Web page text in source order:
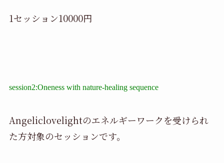
1セッション10000円
session2:Oneness with nature-healing sequence
Angeliclovelightのエネルギーワークを受けられ
た方対象のセッションです。